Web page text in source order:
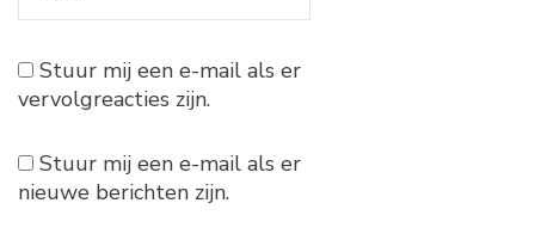
Stuur mij een e-mail als er
vervolgreacties zijn.
Stuur mij een e-mail als er
nieuwe berichten zijn.